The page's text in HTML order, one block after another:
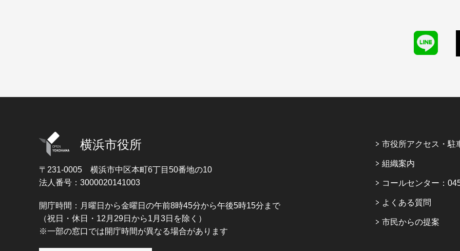
横浜市役所
〒231-0005 横浜市中区本町6丁目50番地の10
法人番号：3000020141003
開庁時間：月曜日から金曜日の午前8時45分から午後5時15分まで
（祝日・休日・12月29日から1月3日を除く）
※一部の窓口では開庁時間が異なる場合があります
市役所アクセス・駐
組織案内
コールセンター：
よくある質問
市民からの提案